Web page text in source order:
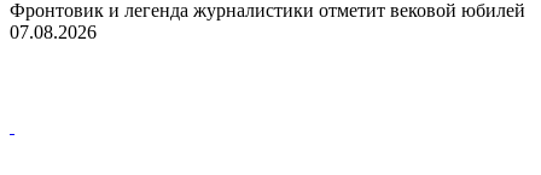
Фронтовик и легенда журналистики отметит вековой юбилей
07.08.2026